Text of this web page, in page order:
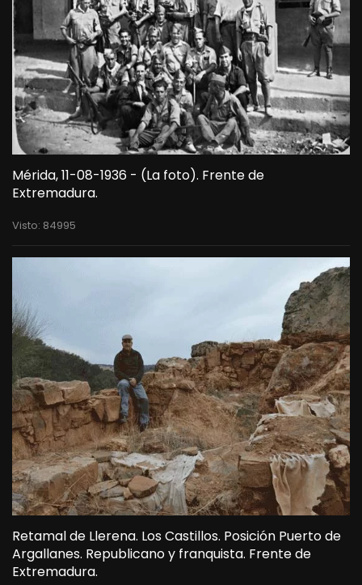
Mérida, 11-08-1936 - (La foto). Frente de
Extremadura.
Visto: 84995
Retamal de Llerena. Los Castillos. Posición Puerto de
Argallanes. Republicano y franquista. Frente de
Extremadura.